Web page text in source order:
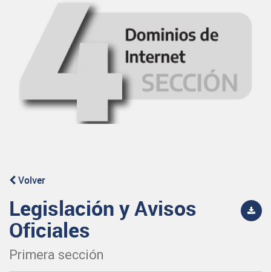
Volver
Legislación y Avisos
Oficiales
Primera sección